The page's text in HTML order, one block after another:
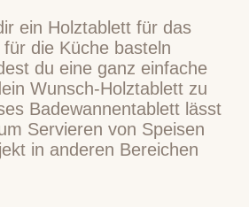
ein Holztablett für das
die Küche basteln
du eine ganz einfache
Wunsch-Holztablett zu
Badewannentablett lässt
Servieren von Speisen
in anderen Bereichen